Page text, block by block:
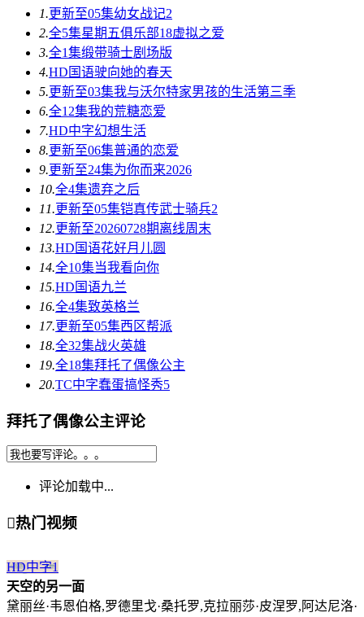
1.更新至05集幼女战记2
2.全5集星期五俱乐部18虚拟之爱
3.全1集缎带骑士剧场版
4.HD国语驶向她的春天​
5.更新至03集我与沃尔特家男孩的生活第三季
6.全12集我的荒糖恋爱
7.HD中字幻想生活
8.更新至06集普通的恋爱
9.更新至24集为你而来2026
10.全4集遗弃之后
11.更新至05集铠真传武士骑兵2
12.更新至20260728期离线周末
13.HD国语花好月儿圆
14.全10集当我看向你
15.HD国语九兰
16.全4集致英格兰
17.更新至05集西区帮派
18.全32集战火英雄
19.全18集拜托了偶像公主
20.TC中字蠢蛋搞怪秀5
拜托了偶像公主评论
评论加载中...
热门视频
HD中字1
天空的另一面
黛丽丝·韦恩伯格,罗德里戈·桑托罗,克拉丽莎·皮涅罗,阿达尼洛·